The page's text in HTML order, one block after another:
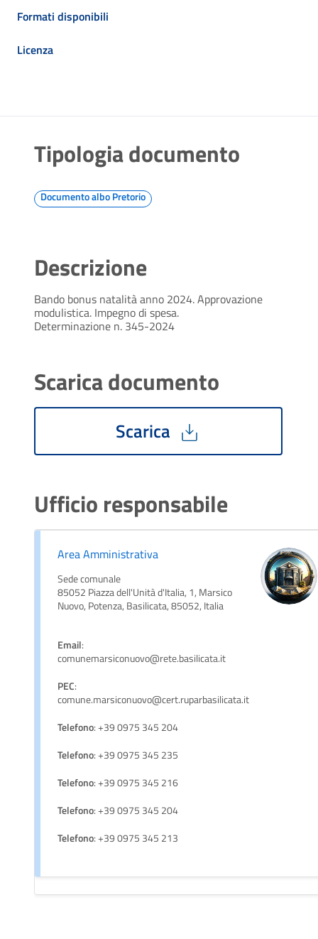
Formati disponibili
Licenza
Tipologia documento
Documento albo Pretorio
Descrizione
Bando bonus natalità anno 2024. Approvazione
modulistica. Impegno di spesa.
Determinazione n. 345-2024
Scarica documento
Scarica
Ufficio responsabile
Area Amministrativa
Sede comunale
85052 Piazza dell'Unità d'Italia, 1, Marsico
Nuovo, Potenza, Basilicata, 85052, Italia
Email:
comunemarsiconuovo@rete.basilicata.it
PEC:
comune.marsiconuovo@cert.ruparbasilicata.it
Telefono: +39 0975 345 204
Telefono: +39 0975 345 235
Telefono: +39 0975 345 216
Telefono: +39 0975 345 204
Telefono: +39 0975 345 213